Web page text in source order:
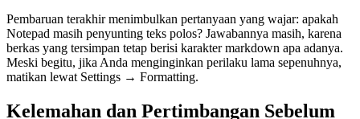
Pembaruan terakhir menimbulkan pertanyaan yang wajar: apakah
Notepad masih penyunting teks polos? Jawabannya masih, karena
berkas yang tersimpan tetap berisi karakter markdown apa adanya.
Meski begitu, jika Anda menginginkan perilaku lama sepenuhnya,
matikan lewat Settings → Formatting.
Kelemahan dan Pertimbangan Sebelum